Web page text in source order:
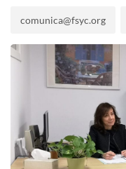
comunica@fsyc.org